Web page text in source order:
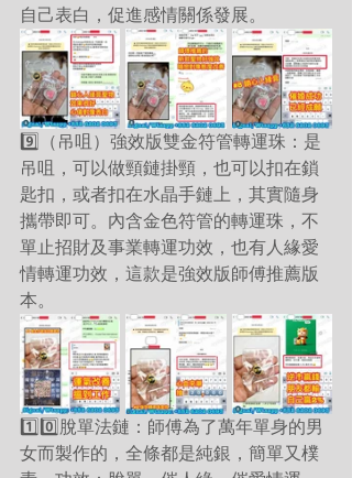
自己表白，促進感情關係發展。
9️⃣（吊咀）強效版雙金符管轉運珠：是
吊咀，可以做頸鏈掛頸，也可以扣在鎖
匙扣，或者扣在水晶手鏈上，其實隨身
攜帶即可。內含金色符管的轉運珠，不
單止招財及事業轉運功效，也有人緣愛
情轉運功效，這款是強效版師傅推薦版
本。
1️⃣0️⃣脫單法鏈：師傅為了萬年單身的男
女而製作的，全條都是純銀，簡單又樸